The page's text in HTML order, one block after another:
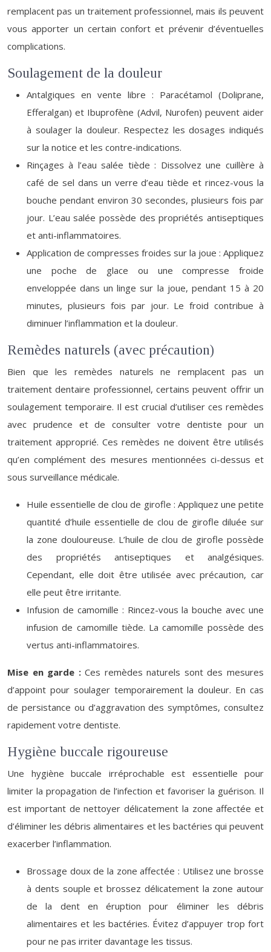
remplacent pas un traitement professionnel, mais ils peuvent
vous apporter un certain confort et prévenir d’éventuelles
complications.
Soulagement de la douleur
Antalgiques en vente libre : Paracétamol (Doliprane,
Efferalgan) et Ibuprofène (Advil, Nurofen) peuvent aider
à soulager la douleur. Respectez les dosages indiqués
sur la notice et les contre-indications.
Rinçages à l’eau salée tiède : Dissolvez une cuillère à
café de sel dans un verre d’eau tiède et rincez-vous la
bouche pendant environ 30 secondes, plusieurs fois par
jour. L’eau salée possède des propriétés antiseptiques
et anti-inflammatoires.
Application de compresses froides sur la joue : Appliquez
une poche de glace ou une compresse froide
enveloppée dans un linge sur la joue, pendant 15 à 20
minutes, plusieurs fois par jour. Le froid contribue à
diminuer l’inflammation et la douleur.
Remèdes naturels (avec précaution)
Bien que les remèdes naturels ne remplacent pas un
traitement dentaire professionnel, certains peuvent offrir un
soulagement temporaire. Il est crucial d’utiliser ces remèdes
avec prudence et de consulter votre dentiste pour un
traitement approprié. Ces remèdes ne doivent être utilisés
qu’en complément des mesures mentionnées ci-dessus et
sous surveillance médicale.
Huile essentielle de clou de girofle : Appliquez une petite
quantité d’huile essentielle de clou de girofle diluée sur
la zone douloureuse. L’huile de clou de girofle possède
des propriétés antiseptiques et analgésiques.
Cependant, elle doit être utilisée avec précaution, car
elle peut être irritante.
Infusion de camomille : Rincez-vous la bouche avec une
infusion de camomille tiède. La camomille possède des
vertus anti-inflammatoires.
Mise en garde :Ces remèdes naturels sont des mesures
d’appoint pour soulager temporairement la douleur. En cas
de persistance ou d’aggravation des symptômes, consultez
rapidement votre dentiste.
Hygiène buccale rigoureuse
Une hygiène buccale irréprochable est essentielle pour
limiter la propagation de l’infection et favoriser la guérison. Il
est important de nettoyer délicatement la zone affectée et
d’éliminer les débris alimentaires et les bactéries qui peuvent
exacerber l’inflammation.
Brossage doux de la zone affectée : Utilisez une brosse
à dents souple et brossez délicatement la zone autour
de la dent en éruption pour éliminer les débris
alimentaires et les bactéries. Évitez d’appuyer trop fort
pour ne pas irriter davantage les tissus.